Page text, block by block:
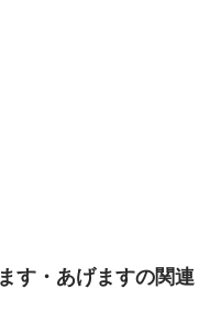
す・あげますの関連